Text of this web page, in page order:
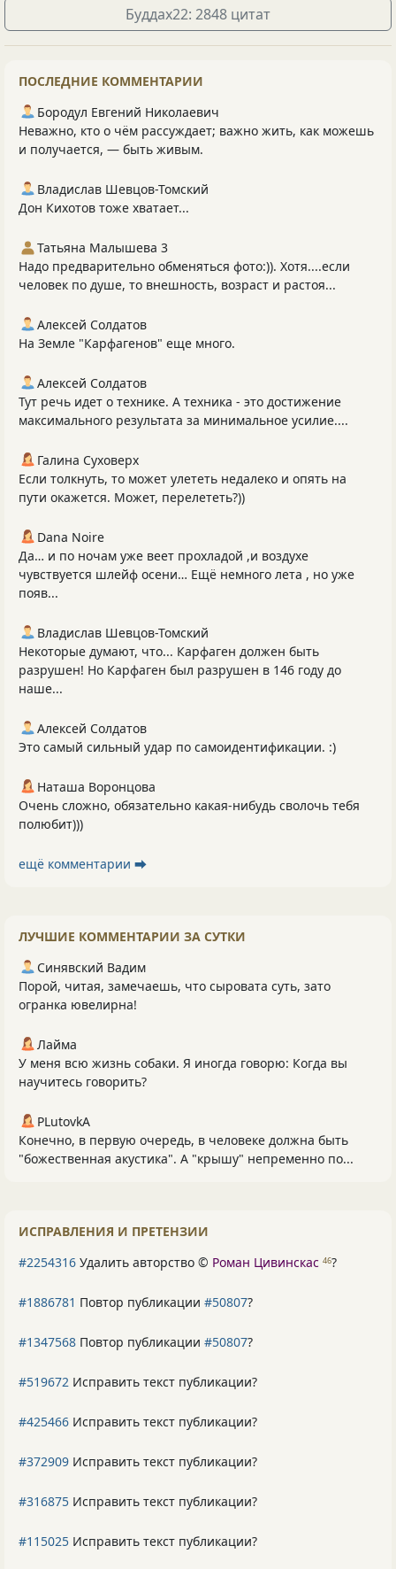
Буддах22: 2848 цитат
ПОСЛЕДНИЕ КОММЕНТАРИИ
Бородул Евгений Николаевич
Неважно, кто о чём рассуждает; важно жить, как можешь
и получается, — быть живым.
Владислав Шевцов-Томский
Дон Кихотов тоже хватает...
Татьяна Малышева 3
Надо предварительно обменяться фото:)). Хотя....если
человек по душе, то внешность, возраст и растоя...
Алексей Солдатов
На Земле "Карфагенов" еще много.
Алексей Солдатов
Тут речь идет о технике. А техника - это достижение
максимального результата за минимальное усилие....
Галина Суховерх
Если толкнуть, то может улететь недалеко и опять на
пути окажется. Может, перелететь?))
Dana Noire
Да… и по ночам уже веет прохладой ,и воздухе
чувствуется шлейф осени… Ещё немного лета , но уже
появ...
Владислав Шевцов-Томский
Некоторые думают, что... Карфаген должен быть
разрушен! Но Карфаген был разрушен в 146 году до
наше...
Алексей Солдатов
Это самый сильный удар по самоидентификации. :)
Наташа Воронцова
Очень сложно, обязательно какая-нибудь сволочь тебя
полюбит)))
ещё комментарии ⮕
ЛУЧШИЕ КОММЕНТАРИИ ЗА СУТКИ
Синявский Вадим
Порой, читая, замечаешь, что сыровата суть, зато
огранка ювелирна!
Лайма
У меня всю жизнь собаки. Я иногда говорю: Когда вы
научитесь говорить?
PLutоvkА
Конечно, в первую очередь, в человеке должна быть
"божественная акустика". А "крышу" непременно по...
ИСПРАВЛЕНИЯ И ПРЕТЕНЗИИ
#2254316 Удалить авторство © Роман Цивинскас 46?
#1886781 Повтор публикации #50807?
#1347568 Повтор публикации #50807?
#519672 Исправить текст публикации?
#425466 Исправить текст публикации?
#372909 Исправить текст публикации?
#316875 Исправить текст публикации?
#115025 Исправить текст публикации?